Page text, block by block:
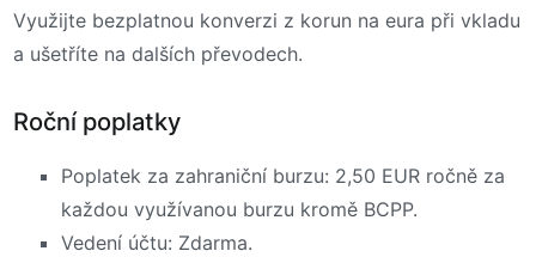
Využijte bezplatnou konverzi z korun na eura při vkladu
a ušetříte na dalších převodech.
Roční poplatky
Poplatek za zahraniční burzu: 2,50 EUR ročně za
každou využívanou burzu kromě BCPP.
Vedení účtu: Zdarma.